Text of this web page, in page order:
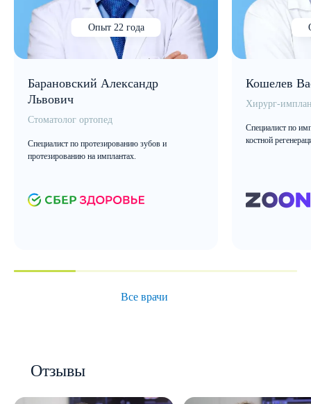
Опыт 22 года
Барановский Александр
Львович
Стоматолог ортопед
Специалист по протезированию зубов и
протезированию на имплантах.
Кошелев
Хирург-
Специалист по
костной
Все врачи
Отзывы